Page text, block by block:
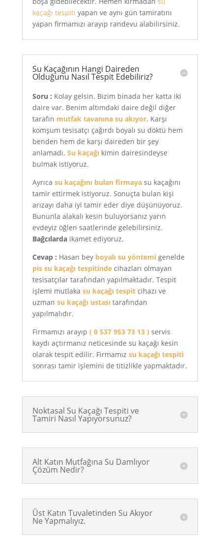
kaçağı tespiti yapan ve aynı gün tamiratını
yapan firmamızı arayıp randevu alabilirsiniz.
Su Kaçağının Hangi Daireden
Olduğunu Nasıl Tespit Edebiliriz?
Soru : Kolay gelsin. Bizim binada her katta iki
daire var. Benim altımdaki daire değil diğer
tarafın mutfak tavanına su akıyor. Karşı
komşum tesisatçı çağırdı boyalı su döktü hem
benden hem de karşı daireden bir şey
anlamadı. Su kaçağıkimin dairesindeyse
bulmak istiyoruz.
Ayrıca su kaçağını bulan firmayasu kaçağını
tamir ettirmek istiyoruz. Sonuçta bulan kişi
arızayı daha iyi tamir eder diye düşünüyoruz.
Bununla alakalı kesin buluyorsanız yarın
evdeyiz öğlen saatlerinde gelebilirsiniz.
Bağcılardaikamet ediyoruz.
Cevap : Hasan bey boyalı su yöntemigenelde
pis su kaçağı tespitindecihazları olmayan
tesisatçılar tarafından yapılmaktadır. Tespit
işlemi mutlaka su kaçağı tespit cihazı ve
uzman su kaçağı ustasıtarafından
yapılmalıdır.
Firmamızı arayıp ( 0 537 953 73 13 )servis
kaydı açtırmanız neticesinde su kaçağı kesin
olarak tespit edilir. Firmamız su kaçağı tespiti
sonrası tamir işlemini de titizlikle yapmaktadır.
Noktasal Su Kaçağı Tespiti ve
Tamiri Nasıl Yapıyorsunuz?
Alt Katın Mutfağına Su Damlıyor
Çözüm Nedir?
Üst Katın Tuvaletinden Su Akıyor
Ne Yapmalıyız.